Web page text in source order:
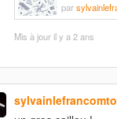
par
Mis à jouril y a 2 ans